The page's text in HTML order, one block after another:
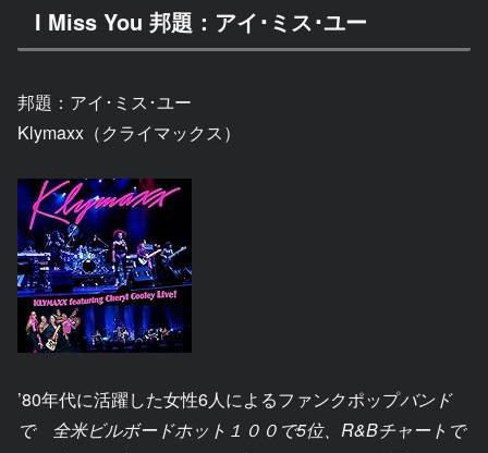
I Miss You 邦題：アイ･ミス･ユー
邦題：アイ･ミス･ユー
Klymaxx（クライマックス）
’80年代に活躍した女性6人によるファンクポップバンド
で 全米ビルボードホット１００で5位、R&Bチャートで